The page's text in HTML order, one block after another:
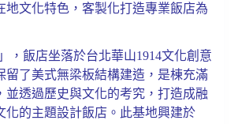
地文化特色，客製化打造專業飯店為
，飯店坐落於台北華山1914文化創意
留了美式無梁板結構建造，是棟充滿
並透過歷史與文化的考究，打造成融
化的主題設計飯店。此基地興建於